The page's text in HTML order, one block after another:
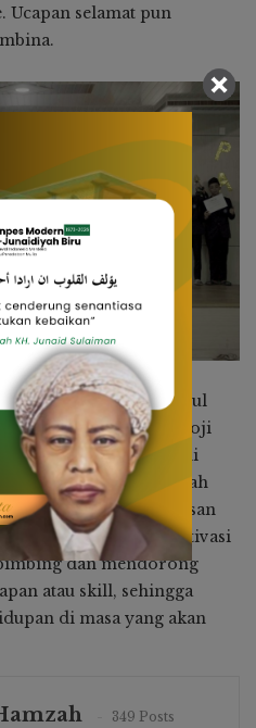
Ucapan selamat pun
Ustadz Dr. Abul
dalam bentuk emoji
ungkapnya. Ditemui di
Biru, Ustadzah
selamat. Ia berpesan
dapat menjadi motivasi
dan mendorong
atau skill, sehingga
di masa yang akan
349 Posts